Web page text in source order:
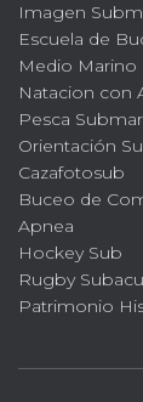
Imagen
Escuela de
Medio Marino
Natacion con
Pesca
Orientación
Cazafotosub
Buceo de
Apnea
Hockey Sub
Rugby
Patrimonio